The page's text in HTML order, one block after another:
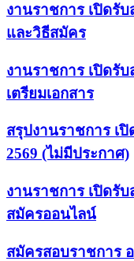
งานราชการ เปิดรั
และวิธีสมัคร
งานราชการ เปิดรั
เตรียมเอกสาร
สรุปงานราชการ เ
2569 (ไม่มีประกาศ)
งานราชการ เปิดรั
สมัครออนไลน์
สมัครสอบราชการ